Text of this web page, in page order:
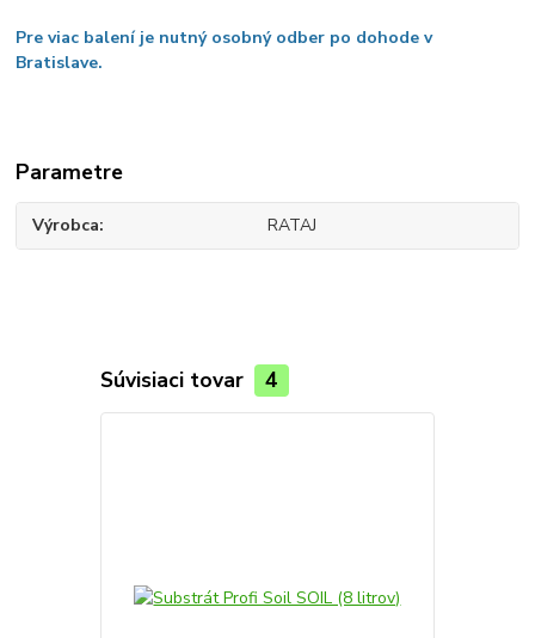
Pre viac balení je nutný osobný odber po dohode v
Bratislave.
Parametre
Výrobca RATAJ
Súvisiaci tovar 4